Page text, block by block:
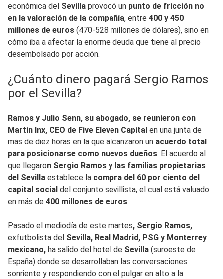
económica del Sevilla provocó un punto de fricción no
en la valoración de la compañía, entre 400 y 450
millones de euros (470-528 millones de dólares), sino en
cómo iba a afectar la enorme deuda que tiene al precio
desembolsado por acción.
¿Cuánto dinero pagará Sergio Ramos
por el Sevilla?
Ramos y Julio Senn, su abogado, se reunieron con
Martin Inx, CEO de Five Eleven Capital en una junta de
más de diez horas en la que alcanzaron un acuerdo total
para posicionarse como nuevos dueños. El acuerdo al
que llegaron Sergio Ramos y las familias propietarias
del Sevilla establece la compra del 60 por ciento del
capital social del conjunto sevillista, el cual está valuado
en más de 400 millones de euros.
Pasado el mediodía de este martes, Sergio Ramos,
exfutbolista del Sevilla, Real Madrid, PSG y Monterrey
mexicano, ha salido del hotel de Sevilla (suroeste de
España) donde se desarrollaban las conversaciones
sonriente y respondiendo con el pulgar en alto a la